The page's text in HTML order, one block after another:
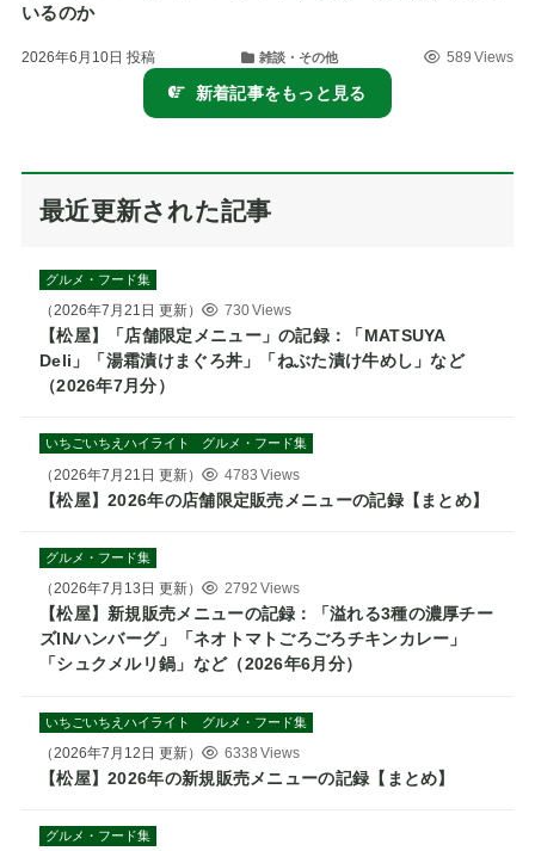
いるのか
2026年6月10日 投稿 雑談・その他 589 Views
新着記事をもっと見る
最近更新された記事
グルメ・フード集
（2026年7月21日 更新） 730 Views
【松屋】「店舗限定メニュー」の記録：「MATSUYA
Deli」「湯霜漬けまぐろ丼」「ねぶた漬け牛めし」など
（2026年7月分）
いちごいちえハイライト グルメ・フード集
（2026年7月21日 更新） 4783 Views
【松屋】2026年の店舗限定販売メニューの記録【まとめ】
グルメ・フード集
（2026年7月13日 更新） 2792 Views
【松屋】新規販売メニューの記録：「溢れる3種の濃厚チー
ズINハンバーグ」「ネオトマトごろごろチキンカレー」
「シュクメルリ鍋」など（2026年6月分）
いちごいちえハイライト グルメ・フード集
（2026年7月12日 更新） 6338 Views
【松屋】2026年の新規販売メニューの記録【まとめ】
グルメ・フード集